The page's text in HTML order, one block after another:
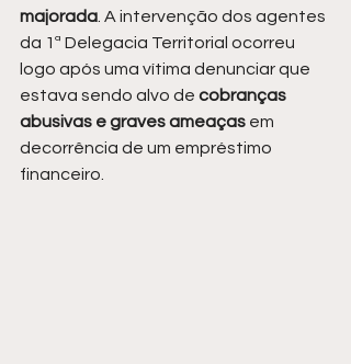
majorada . A intervenção dos agentes
da 1ª Delegacia Territorial ocorreu
logo após uma vítima denunciar que
estava sendo alvo de cobranças
abusivas e graves ameaças em
decorrência de um empréstimo
financeiro.